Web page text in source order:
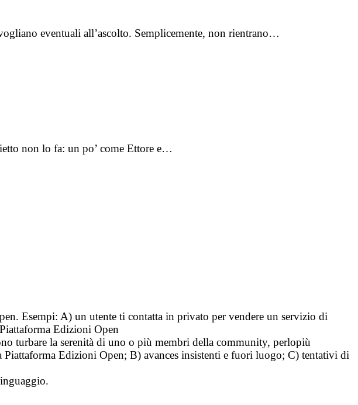
eventuali all’ascolto. Semplicemente, non rientrano…
non lo fa: un po’ come Ettore e…
Esempi: A) un utente ti contatta in privato per vendere un servizio di
Edizioni Open
turbare la serenità di uno o più membri della community, perlopiù
Edizioni Open; B) avances insistenti e fuori luogo; C) tentativi di